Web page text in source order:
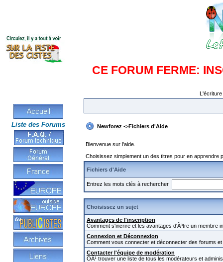
CE FORUM FERME:
Liste des Forums Newforez ->Fichiers d'Aide
Bienvenue sur l'aide.
Choisissez simplement un des titres pour en
Fichiers d'Aide
Entrez les mots clés à rechercher
Choisissez un sujet
Avantages de l'inscription
Comment s'incrire et les avantages d'Ãªtre un membre
Connexion et Déconnexion
Comment vous connecter et déconnecter des forums
Contacter l'équipe de modération
OÃ¹ trouver une liste de tous les modérateurs et